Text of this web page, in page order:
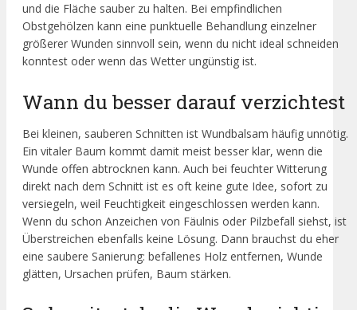
und die Fläche sauber zu halten. Bei empfindlichen
Obstgehölzen kann eine punktuelle Behandlung einzelner
größerer Wunden sinnvoll sein, wenn du nicht ideal schneiden
konntest oder wenn das Wetter ungünstig ist.
Wann du besser darauf verzichtest
Bei kleinen, sauberen Schnitten ist Wundbalsam häufig unnötig.
Ein vitaler Baum kommt damit meist besser klar, wenn die
Wunde offen abtrocknen kann. Auch bei feuchter Witterung
direkt nach dem Schnitt ist es oft keine gute Idee, sofort zu
versiegeln, weil Feuchtigkeit eingeschlossen werden kann.
Wenn du schon Anzeichen von Fäulnis oder Pilzbefall siehst, ist
Überstreichen ebenfalls keine Lösung. Dann brauchst du eher
eine saubere Sanierung: befallenes Holz entfernen, Wunde
glätten, Ursachen prüfen, Baum stärken.